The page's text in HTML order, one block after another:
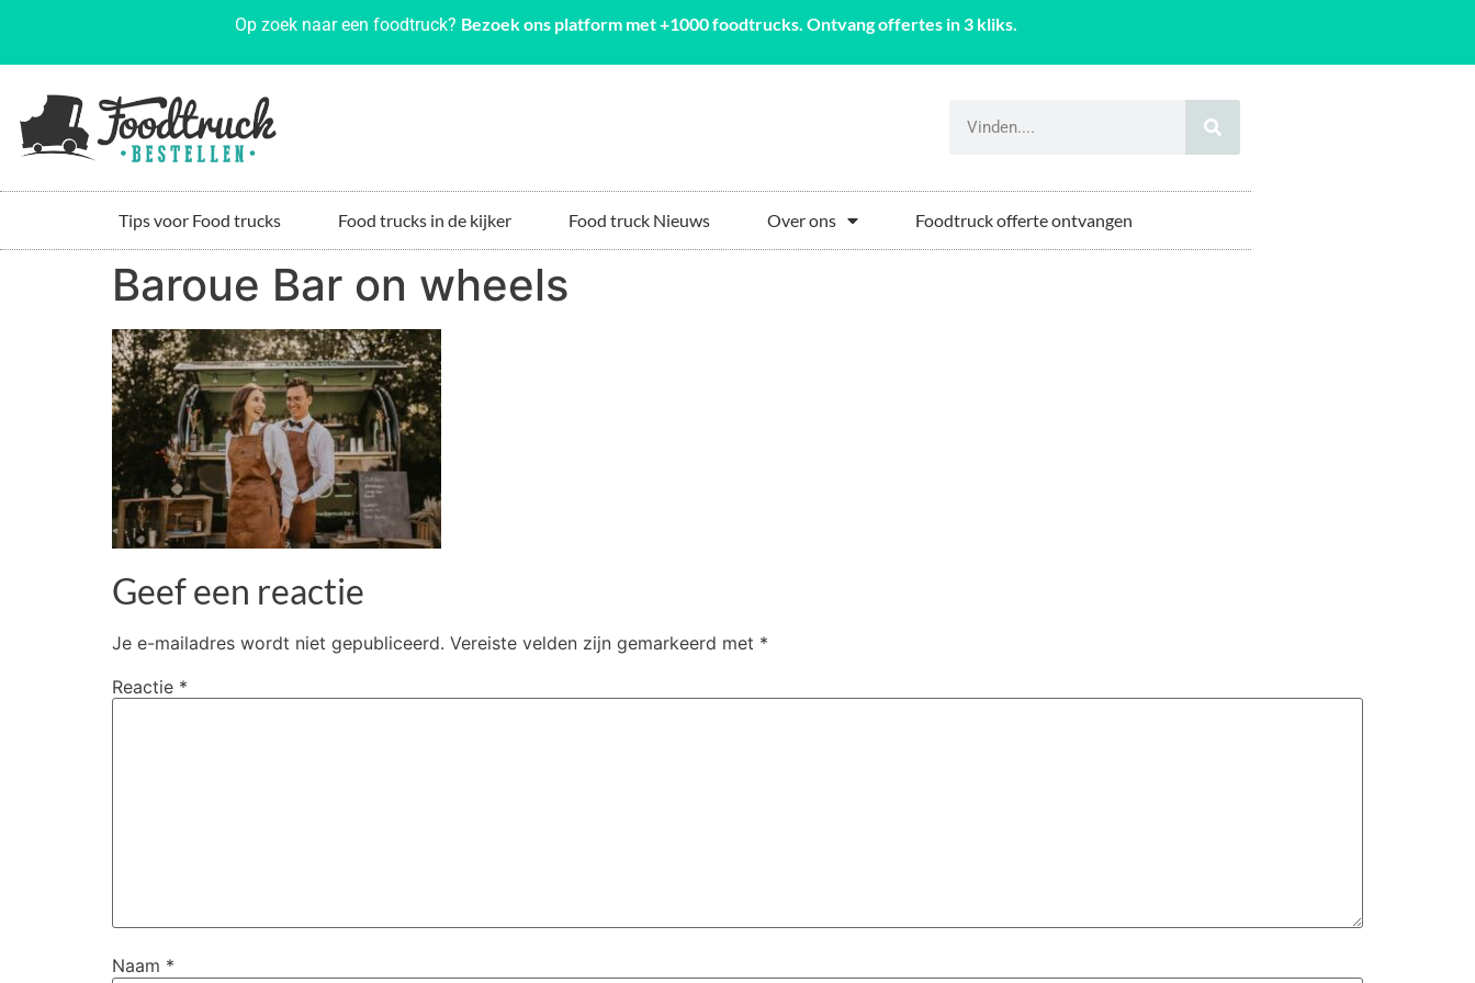
Op zoek naar een foodtruck? Bezoek ons platform met +1000 foodtrucks. Ontvang offertes in 3 kliks.
Tips voor Food trucks Food trucks in de kijker Food truck Nieuws Over ons Foodtruck offerte ontvangen
Baroue Bar on wheels
Geef een reactie
Je e-mailadres wordt niet gepubliceerd. Vereiste velden zijn gemarkeerd met *
Reactie *
Naam *